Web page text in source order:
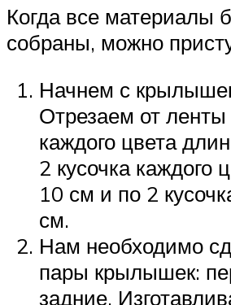
Когда все материалы
собраны, можно
Начнем с
Отрезаем от ленты
каждого цвета
2 кусочка каждого
10 см и по 2
см.
Нам необходимо
пары крылышек:
задние.